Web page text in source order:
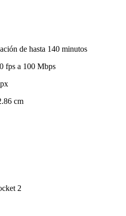
de hasta 140 minutos
fps a 100 Mbps
cm
2